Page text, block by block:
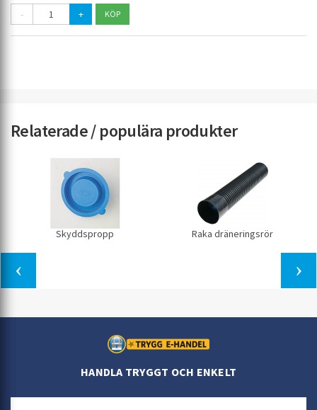
- +
Relaterade / populära produkter
Skyddspropp Raka dräneringsrör
HANDLA TRYGGT OCH ENKELT